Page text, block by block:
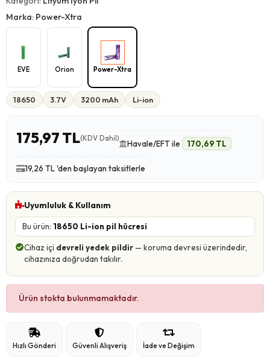
Marka: Power-Xtra
EVE Orion Power-Xtra
18650 3.7V 3200 mAh Li-ion
175,97 TL(KDV Dahil)
Havale/EFT ile 170,69 TL
19,26 TL 'den başlayan taksitlerle
Uyumluluk & Kullanım
Bu ürün: 18650 Li-ion pil hücresi
Cihaz içi devreli yedek pildir — koruma devresi üzerindedir,
cihazınıza doğrudan takılır.
Ürün stokta bulunmamaktadır.
Hızlı Gönderi Güvenli Alışveriş İade ve Değişim